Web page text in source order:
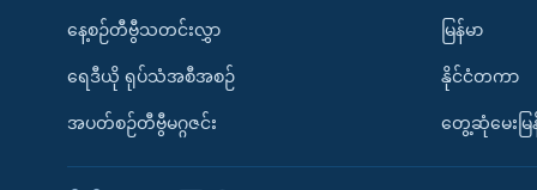
နေ့စဉ်တီဗွီသတင်းလွှာ
ရေဒီယို ရုပ်သံအစီအစဉ်
အပတ်စဉ်တီဗွီမဂ္ဂဇင်း
မြန်မာ
နိုင်ငံတကာ
တွေ့ဆုံမေးမြန်